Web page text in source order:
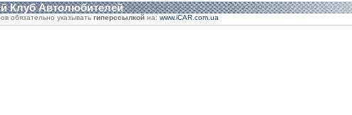
Клуб Автолюбителей
обязательно указывать гиперссылкой на: www.iCAR.com.ua